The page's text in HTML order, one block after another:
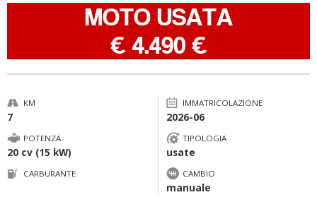
MOTO USATA
€ 4.490 €
KM
7
IMMATRICOLAZIONE
2026-06
POTENZA
20 cv (15 kW)
TIPOLOGIA
usate
CARBURANTE CAMBIO
manuale